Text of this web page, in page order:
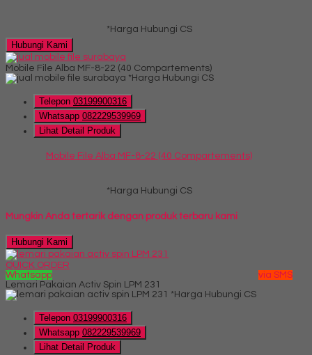
*Harga Hubungi CS
Hubungi Kami
Mobile File Alba MF-8-22 (40 Compartements)
*Harga Hubungi CS
Telepon 03199900316
Whatsapp 082229539969
Lihat Detail Produk
Mobile File Alba MF-8-22 (40 Compartements)
*Harga Hubungi CS
Mungkin Anda tertarik dengan produk terbaru kami
Hubungi Kami
QUICK ORDER
Whatsapp
via SMS
Lemari Pakaian Activ Spin LPM 231
*Harga Hubungi CS
Telepon 03199900316
Whatsapp 082229539969
Lihat Detail Produk